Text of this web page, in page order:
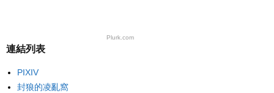
Plurk.com
連結列表
PIXIV
封狼的凌亂窩